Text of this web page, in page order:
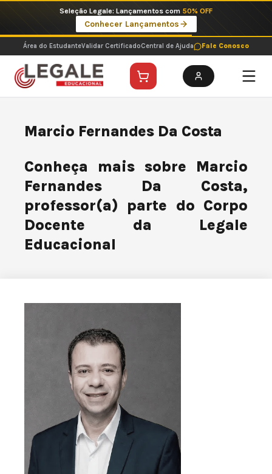
o
conteúdo
Seleção Legale: Lançamentos com 50% OFF
Conhecer Lançamentos
Área do EstudanteValidar CertificadoCentral de Ajuda Fale Conosco
Marcio Fernandes Da Costa
Conheça mais sobre Marcio
Fernandes Da Costa,
professor(a) parte do Corpo
Docente da Legale
Educacional